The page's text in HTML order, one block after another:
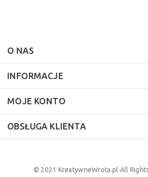
O NAS
INFORMACJE
MOJE KONTO
OBSŁUGA KLIENTA
© 2021 KreatywneWrota.pl All